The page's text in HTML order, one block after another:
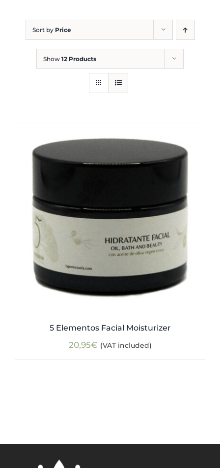
Sort by Price
Show 12 Products
5 Elementos Facial Moisturizer
20,95€ (VAT included)